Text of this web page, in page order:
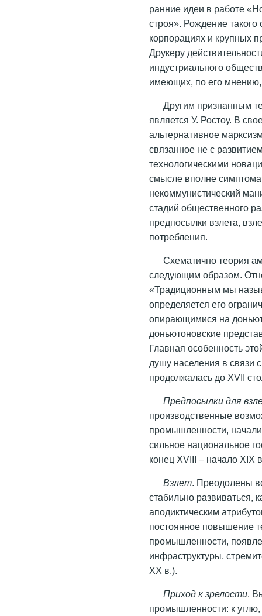
ранние идеи в работе
строя». Рождение такого
корпорациях и крупных
Друкеру
индустриального
имеющих, по его
Другим признанным
является У. Ростоу. В
альтернативное
связанное не с
технологическими
смысле вполне
некоммунистический
стадий общественного
предпосылки взлета,
потребления.
Схематично теория
следующим образом.
«Традиционным мы
определяется его
опирающимися на
доньютоновские
Главная особенность
душу населения в связи
продолжалась до XVII
Предпосылки для
производственные
промышленности,
сильное национальное
конец XVIII – начало ХІХ
Взлет. Преодолены
стабильно развиваться,
аподиктическим
постоянное повышение
промышленности,
инфраструктуры,
XX в.).
Приход к зрелости.
промышленности: к